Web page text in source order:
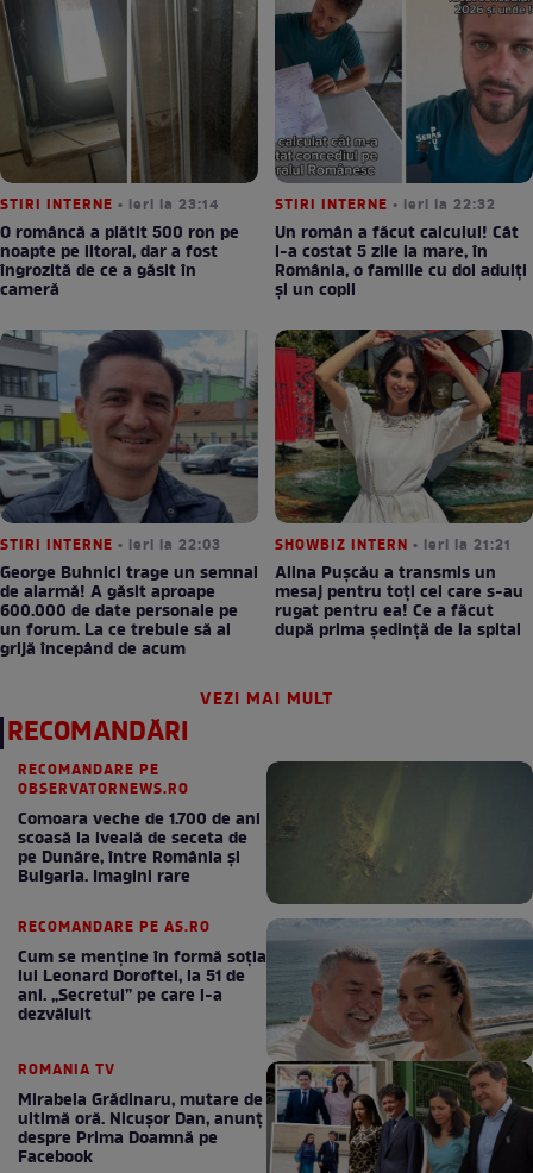
STIRI INTERNE • ieri la 23:14
O româncă a plătit 500 ron pe
noapte pe litoral, dar a fost
îngrozită de ce a găsit în
cameră
STIRI INTERNE • ieri la 22:32
Un român a făcut calculul! Cât
l-a costat 5 zile la mare, în
România, o familie cu doi adulți
și un copil
STIRI INTERNE • ieri la 22:03
George Buhnici trage un semnal
de alarmă! A găsit aproape
600.000 de date personale pe
un forum. La ce trebuie să ai
grijă începând de acum
SHOWBIZ INTERN • ieri la 21:21
Alina Pușcău a transmis un
mesaj pentru toți cei care s-au
rugat pentru ea! Ce a făcut
după prima ședință de la spital
VEZI MAI MULT
RECOMANDĂRI
RECOMANDARE PE
OBSERVATORNEWS.RO
Comoara veche de 1.700 de ani
scoasă la iveală de seceta de
pe Dunăre, între România şi
Bulgaria. Imagini rare
RECOMANDARE PE AS.RO
Cum se menţine în formă soţia
lui Leonard Doroftei, la 51 de
ani. „Secretul” pe care l-a
dezvăluit
ROMANIA TV
Mirabela Grădinaru, mutare de
ultimă oră. Nicuşor Dan, anunţ
despre Prima Doamnă pe
Facebook